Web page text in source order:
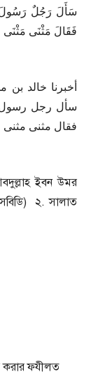
سَأَلَ رَجُلٌ رَسُولَ
فَقَالَ مَثْنَى
أخبرنا خالد
سأل رجل رسول
فقال مثنى
ইবন উমর
২. সালাত
করার ফযীলত